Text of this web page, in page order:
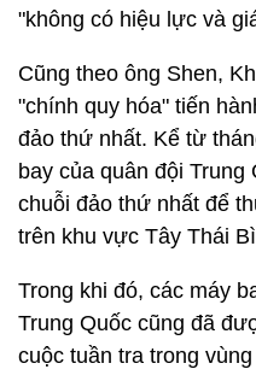
"không có hiệu lực và
Cũng theo ông Shen,
"chính quy hóa" tiến
đảo thứ nhất. Kể từ
bay của quân đội
chuỗi đảo thứ nhất để
trên khu vực Tây Thái
Trong khi đó, các máy
Trung Quốc cũng đã
cuộc tuần tra trong